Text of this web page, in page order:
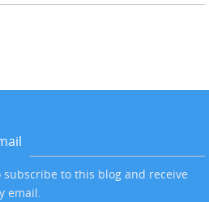
to this blog and receive
email.